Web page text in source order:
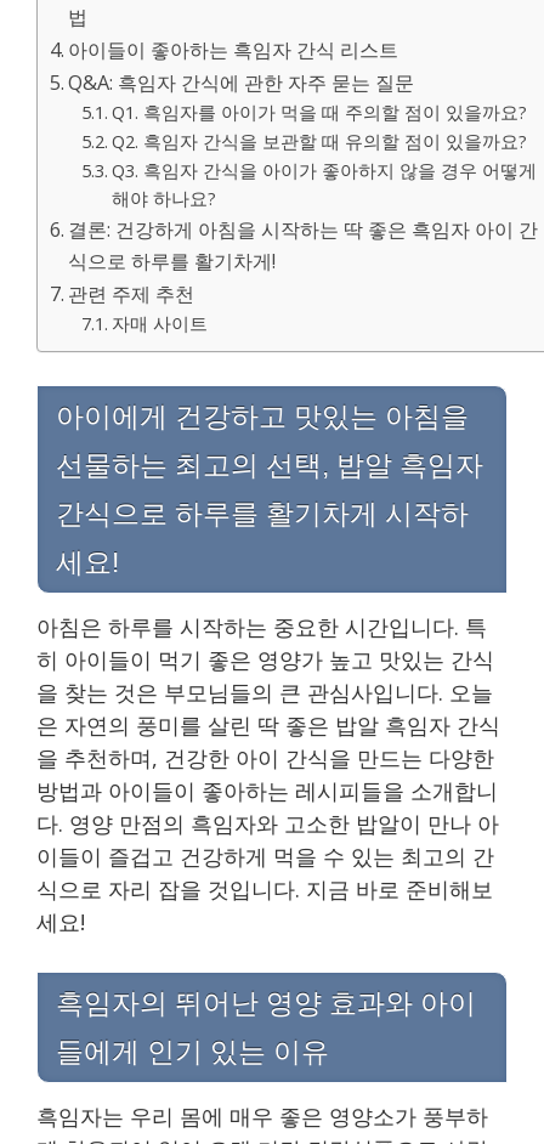
법
아이들이 좋아하는 흑임자 간식 리스트
Q&A: 흑임자 간식에 관한 자주 묻는 질문
Q1. 흑임자를 아이가 먹을 때 주의할 점이 있을까요?
Q2. 흑임자 간식을 보관할 때 유의할 점이 있을까요?
Q3. 흑임자 간식을 아이가 좋아하지 않을 경우 어떻게
해야 하나요?
결론: 건강하게 아침을 시작하는 딱 좋은 흑임자 아이 간
식으로 하루를 활기차게!
관련 주제 추천
자매 사이트
아이에게 건강하고 맛있는 아침을
선물하는 최고의 선택, 밥알 흑임자
간식으로 하루를 활기차게 시작하
세요!
아침은 하루를 시작하는 중요한 시간입니다. 특
히 아이들이 먹기 좋은 영양가 높고 맛있는 간식
을 찾는 것은 부모님들의 큰 관심사입니다. 오늘
은 자연의 풍미를 살린 딱 좋은 밥알 흑임자 간식
을 추천하며, 건강한 아이 간식을 만드는 다양한
방법과 아이들이 좋아하는 레시피들을 소개합니
다. 영양 만점의 흑임자와 고소한 밥알이 만나 아
이들이 즐겁고 건강하게 먹을 수 있는 최고의 간
식으로 자리 잡을 것입니다. 지금 바로 준비해보
세요!
흑임자의 뛰어난 영양 효과와 아이
들에게 인기 있는 이유
흑임자는 우리 몸에 매우 좋은 영양소가 풍부하